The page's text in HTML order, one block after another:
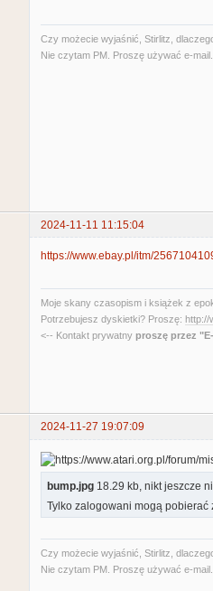
Czy możecie wyjaśnić, Stirlitz,
Nie czytam PM. Proszę używać e-mail.
2024-11-11 11:15:04
https://www.ebay.pl/itm/
Moje skany czasopism i książek z
Potrzebujesz dyskietki? Proszę: http://
<-- Kontakt prywatny proszę przez
2024-11-27 19:07:09
bump.jpg 18.29 kb, nikt jeszcze
Tylko zalogowani mogą pobierać
Czy możecie wyjaśnić, Stirlitz,
Nie czytam PM. Proszę używać e-mail.